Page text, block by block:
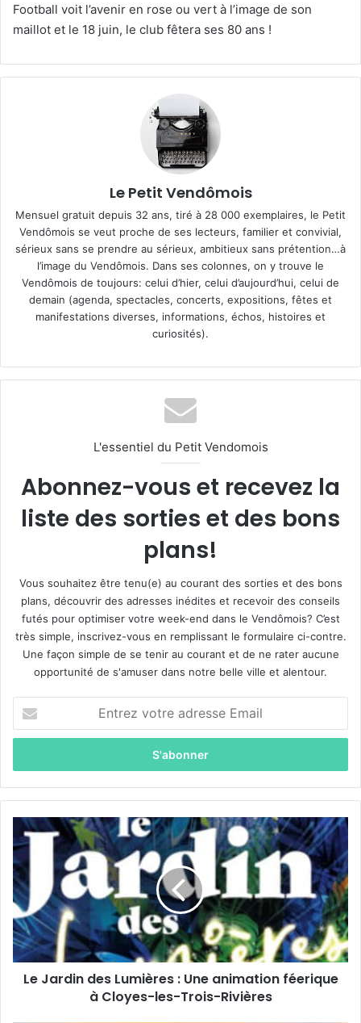
Football voit l’avenir en rose ou vert à l’image de son
maillot et le 18 juin, le club fêtera ses 80 ans !
Le Petit Vendômois
Mensuel gratuit depuis 32 ans, tiré à 28 000 exemplaires, le Petit
Vendômois se veut proche de ses lecteurs, familier et convivial,
sérieux sans se prendre au sérieux, ambitieux sans prétention…à
l’image du Vendômois. Dans ses colonnes, on y trouve le
Vendômois de toujours: celui d’hier, celui d’aujourd’hui, celui de
demain (agenda, spectacles, concerts, expositions, fêtes et
manifestations diverses, informations, échos, histoires et
curiosités).
L'essentiel du Petit Vendomois
Abonnez-vous et recevez la
liste des sorties et des bons
plans!
Vous souhaitez être tenu(e) au courant des sorties et des bons
plans, découvrir des adresses inédites et recevoir des conseils
futés pour optimiser votre week-end dans le Vendômois? C’est
très simple, inscrivez-vous en remplissant le formulaire ci-contre.
Une façon simple de se tenir au courant et de ne rater aucune
opportunité de s'amuser dans notre belle ville et alentour.
t
e
z
t
r
e
a
d
r
e
s
e
J
a
r
d
i
n
d
Le Jardin des Lumières : Une animation féerique
à Cloyes-les-Trois-Rivières